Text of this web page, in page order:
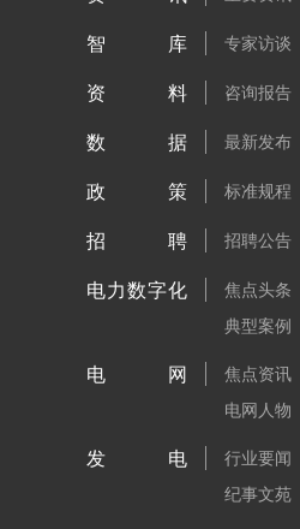
智库 专家访谈
资料 咨询报告
数据 最新发布
政策 标准规程
招聘 招聘公告
电力数字化 焦点头条
典型案例
电网 焦点资讯
电网人物
发电 行业要闻
纪事文苑